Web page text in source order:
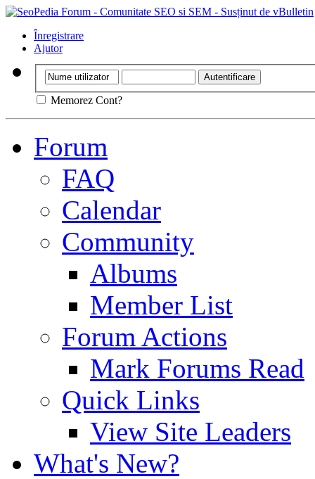
Înregistrare
Ajutor
Memorez Cont?
Forum
FAQ
Calendar
Community
Albums
Member List
Forum Actions
Mark Forums Read
Quick Links
View Site Leaders
What's New?